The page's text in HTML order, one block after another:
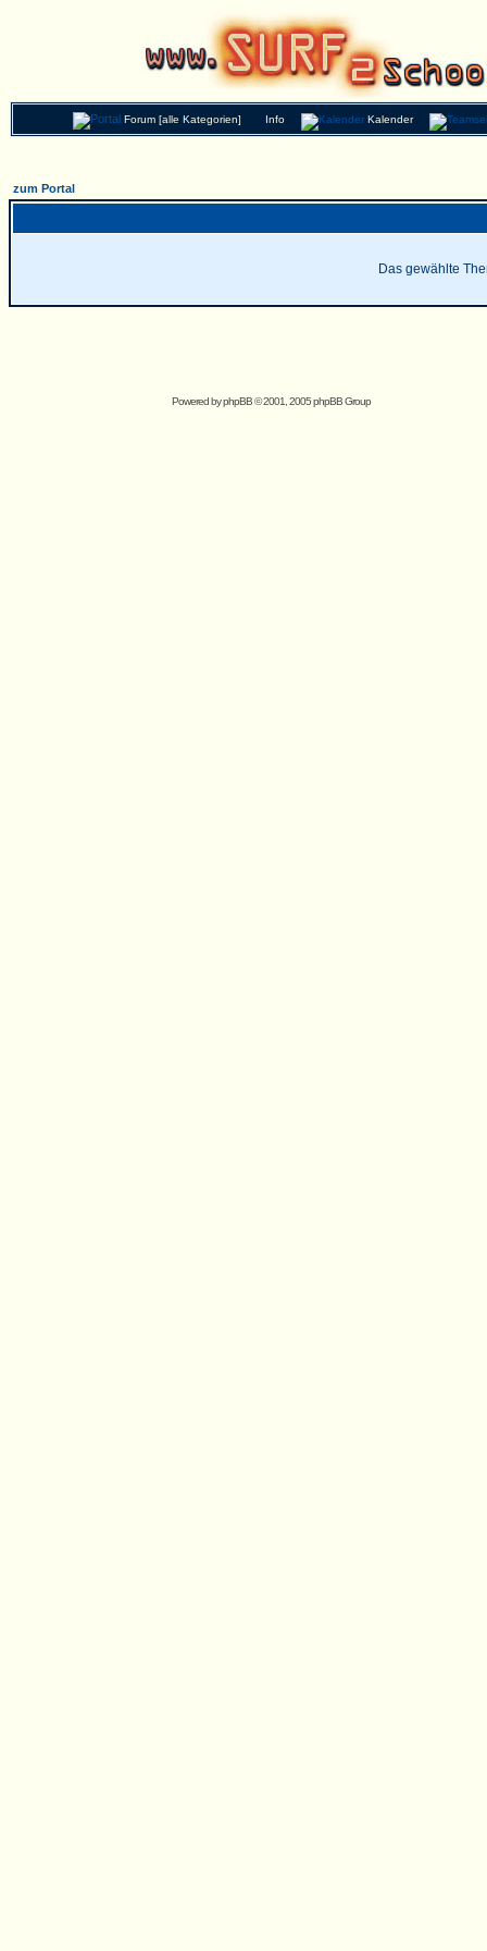
Forum [alle Kategorien] Info Kalender
zum Portal
Das gewählte
Powered byphpBB© 2001, 2005 phpBB Group